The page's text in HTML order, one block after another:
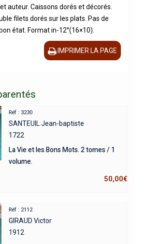
auteur. Caissons dorés et décorés.
filets dorés sur les plats. Pas de
état. Format in-12°(16×10).
IMPRIMER LA PAGE
Réf : 3230
SANTEUIL Jean-baptiste
1722
La Vie et les Bons Mots. 2 tomes / 1
volume.
50,00€
Réf : 2112
GIRAUD Victor
1912